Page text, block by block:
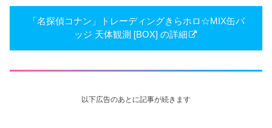
「名探偵コナン」トレーディングきらホロ☆MIX缶バ
ッジ 天体観測 [BOX] の詳細
以下広告のあとに記事が続きます